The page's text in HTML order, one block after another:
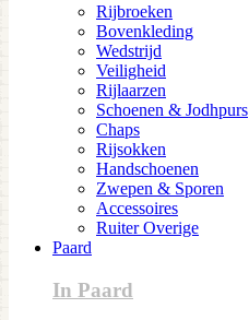
Rijbroeken
Bovenkleding
Wedstrijd
Veiligheid
Rijlaarzen
Schoenen & Jodhpurs
Chaps
Rijsokken
Handschoenen
Zwepen & Sporen
Accessoires
Ruiter Overige
Paard
In Paard